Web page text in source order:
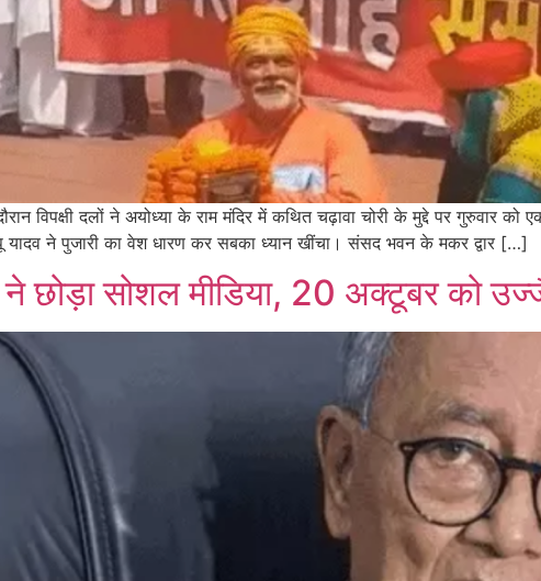
विपक्षी दलों ने अयोध्या के राम मंदिर में कथित चढ़ावा चोरी के मुद्दे पर गुरुवार को
यादव ने पुजारी का वेश धारण कर सबका ध्यान खींचा। संसद भवन के मकर द्वार […]
ने छोड़ा सोशल मीडिया, 20 अक्टूबर को